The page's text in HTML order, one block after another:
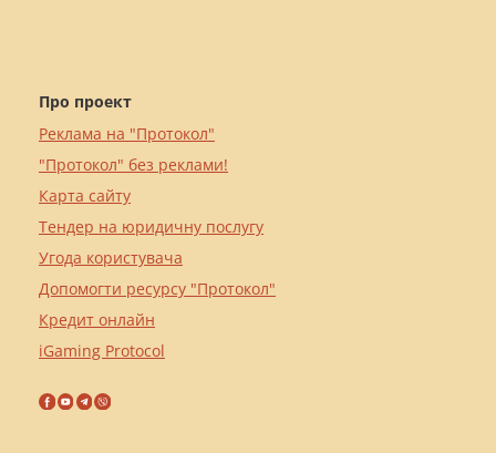
Про проект
Реклама на "Протокол"
"Протокол" без реклами!
Карта сайту
Тендер на юридичну послугу
Угода користувача
Допомогти ресурсу "Протокол"
Кредит онлайн
iGaming Protocol